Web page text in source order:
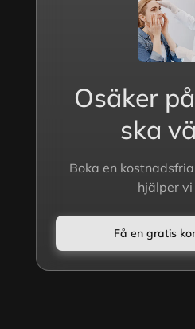
Osäker
ska
Boka en
hjälper
Få en gratis